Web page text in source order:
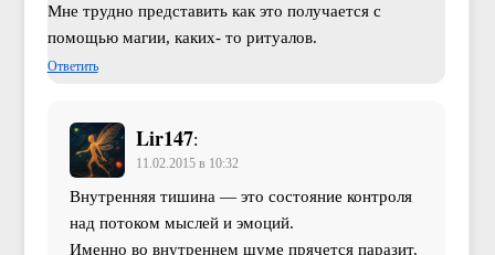
Мне трудно представить как это получается с
помощью магии, каких- то ритуалов.
Ответить
Lir147:
11.02.2015 в 10:32
Внутренняя тишина — это состояние контроля
над потоком мыслей и эмоций.
Именно во внутреннем шуме прячется паразит.